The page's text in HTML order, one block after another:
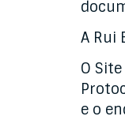
A Rui
O
e o